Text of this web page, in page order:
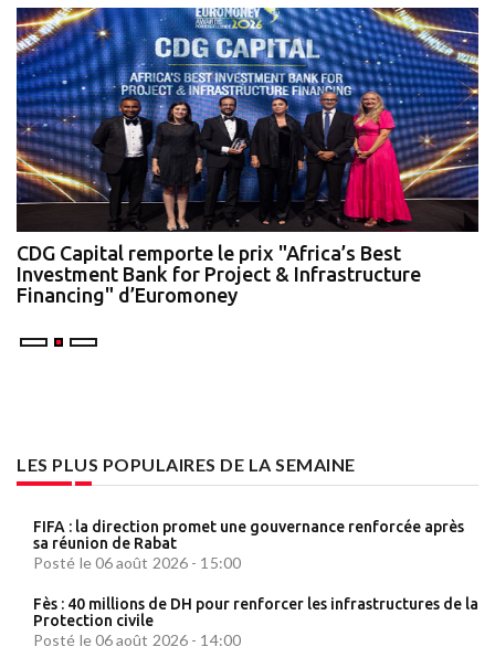
CDG Capital remporte le prix "Africa’s Best
Investment Bank for Project & Infrastructure
Financing" d’Euromoney
LES PLUS POPULAIRES DE LA SEMAINE
FIFA : la direction promet une gouvernance renforcée après
sa réunion de Rabat
Posté le 06 août 2026 - 15:00
Fès : 40 millions de DH pour renforcer les infrastructures de la
Protection civile
Posté le 06 août 2026 - 14:00